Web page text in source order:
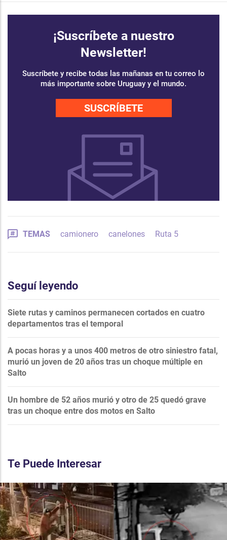
¡Suscríbete a nuestro
Newsletter!
Suscríbete y recibe todas las mañanas en tu correo lo
más importante sobre Uruguay y el mundo.
SUSCRÍBETE
TEMAS camionero canelones Ruta 5
Seguí leyendo
Siete rutas y caminos permanecen cortados en cuatro
departamentos tras el temporal
A pocas horas y a unos 400 metros de otro siniestro fatal,
murió un joven de 20 años tras un choque múltiple en
Salto
Un hombre de 52 años murió y otro de 25 quedó grave
tras un choque entre dos motos en Salto
Te Puede Interesar